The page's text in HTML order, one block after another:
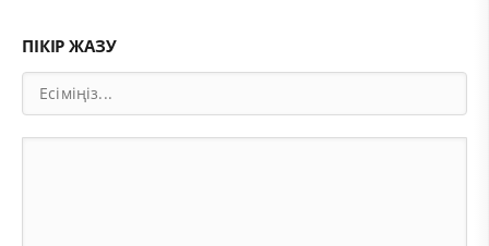
ПІКІР ЖАЗУ